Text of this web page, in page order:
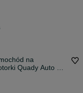
na
Quady Auto dla